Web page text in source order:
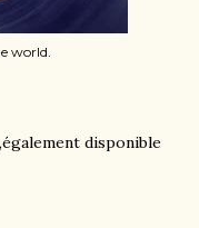
world.
disponible